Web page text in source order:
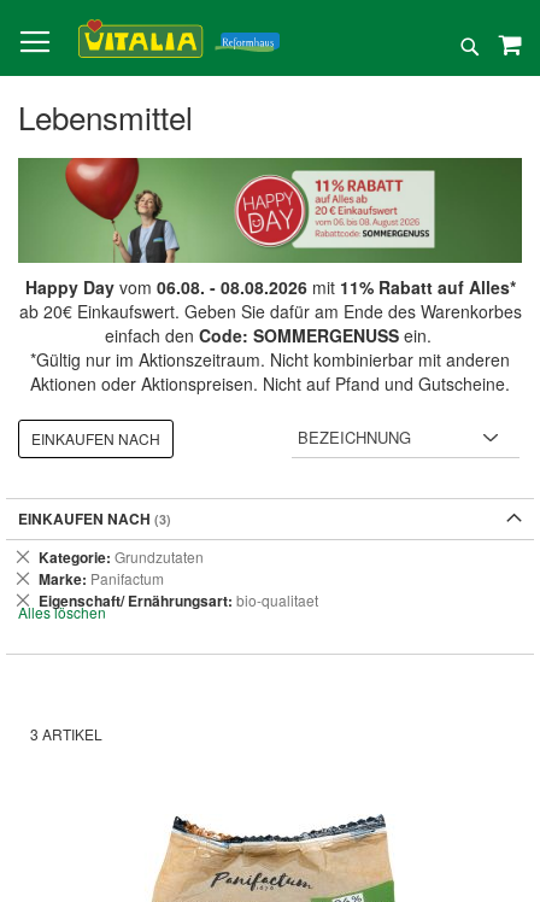
zum
Inhalt
Suche
Lebensmittel
Happy Dayvom 06.08. - 08.08.2026mit 11% Rabatt auf Alles*
ab 20€ Einkaufswert. Geben Sie dafür am Ende des Warenkorbes
einfach den Code: SOMMERGENUSSein.
*Gültig nur im Aktionszeitraum. Nicht kombinierbar mit anderen
Aktionen oder Aktionspreisen. Nicht auf Pfand und Gutscheine.
3 ARTIKEL
EINKAUFEN NACH
EINKAUFEN NACH
Kategorie Grundzutaten
Dies
entfernen
Marke Panifactum
Dies
entfernen
Eigenschaft/ Ernährungsart bio-qualitaet
Dies
entfernen
Alles löschen